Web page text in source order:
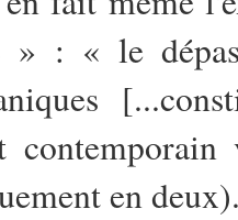
» : « le
en